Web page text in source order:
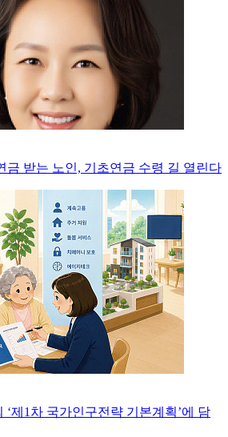
금 받는 노인, 기초연금 수령 길 열린다
‘제1차 국가인구전략 기본계획’에 담